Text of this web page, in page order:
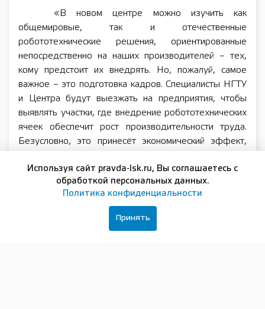
«В новом центре можно изучить как
общемировые, так и отечественные
робототехнические решения, ориентированные
непосредственно на наших производителей – тех,
кому предстоит их внедрять. Но, пожалуй, самое
важное – это подготовка кадров. Специалисты НГТУ
и Центра будут выезжать на предприятия, чтобы
выявлять участки, где внедрение робототехнических
ячеек обеспечит рост производительности труда.
Безусловно, это принесёт экономический эффект,
консалтинга и аудита со стороны Центра
робототехники будут востребованы
промышленностью. Коллеги уже озвучили план –
Используя сайт pravda-lsk.ru, Вы соглашаетесь с
обработкой персональных данных.
Политика конфиденциальности
Принять